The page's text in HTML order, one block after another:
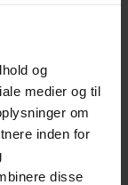
og
medier og til
om
inden for
disse